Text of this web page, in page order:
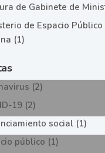
de Gabinete de
de Espacio
(1)
(2)
19 (2)
social (1)
público (1)